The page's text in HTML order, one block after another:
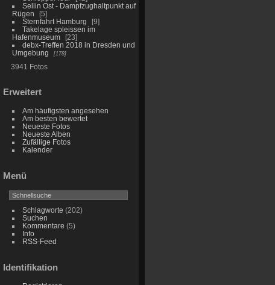
Sellin Ost - Dampfzughaltpunkt auf
Rügen
5
Sternfahrt Hamburg
9
Takelage spleissen im
Hafenmuseum
23
debx-Treffen 2018 in Dresden und
Umgebung
178
3941 Fotos
Erweitert
Am häufigsten angesehen
Am besten bewertet
Neueste Fotos
Neueste Alben
Zufällige Fotos
Kalender
Menü
Schlagworte (202)
Suchen
Kommentare (5)
Info
RSS-Feed
Identifikation